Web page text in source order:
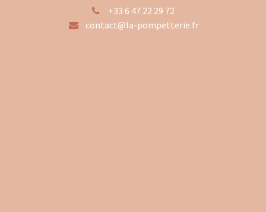
+33 6 47 22 29 72
contact@la-pompetterie.fr